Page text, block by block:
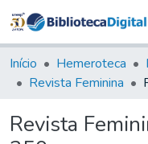
Início Hemeroteca
Revista Feminina
Revista